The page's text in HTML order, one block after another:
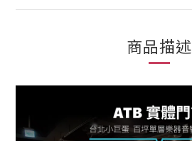
商品描述